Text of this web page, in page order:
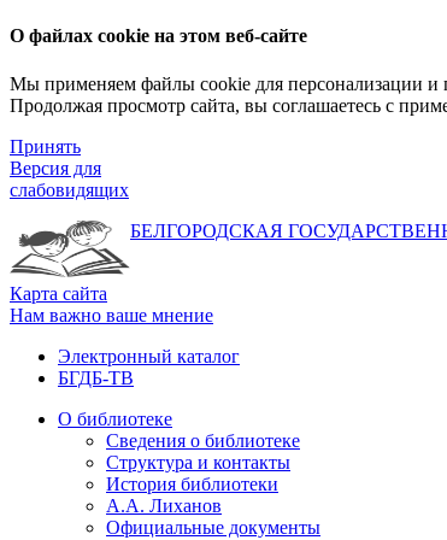
О файлах cookie на этом веб-сайте
Мы применяем файлы cookie для персонализации и
Продолжая просмотр сайта, вы соглашаетесь с
Принять
Версия для
слабовидящих
БЕЛГОРОДСКАЯ
Карта сайта
Нам важно ваше мнение
Электронный каталог
БГДБ-ТВ
О библиотеке
Сведения о библиотеке
Структура и контакты
История библиотеки
А.А. Лиханов
Официальные документы